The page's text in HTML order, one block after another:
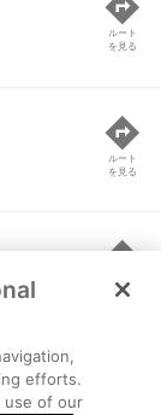
ルート
を見る
ルート
を見る
ルート
を見る
efforts.
use of our